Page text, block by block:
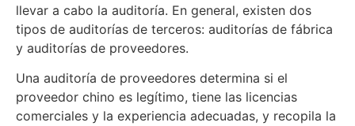
llevar a cabo la auditoría. En general, existen dos
tipos de auditorías de terceros: auditorías de fábrica
y auditorías de proveedores.
Una auditoría de proveedores determina si el
proveedor chino es legítimo, tiene las licencias
comerciales y la experiencia adecuadas, y recopila la